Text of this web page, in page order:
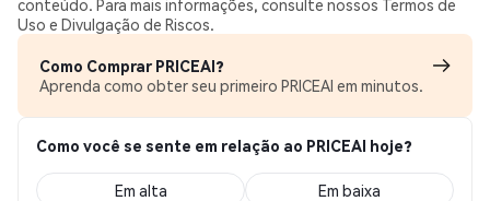
conteúdo. Para mais informações, consulte nossos Termos de
Uso e Divulgação de Riscos.
Como Comprar PRICEAI?
Aprenda como obter seu primeiro PRICEAI em minutos.
Como você se sente em relação ao PRICEAI hoje?
Em alta Em baixa